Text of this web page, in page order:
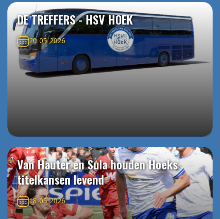
DE TREFFERS - HSV HOEK
20-05-2026
Van Hauter en Sula houden Hoeks
titelkansen levend
18-05-2026